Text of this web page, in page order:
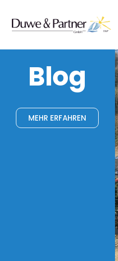
Blog
MEHR ERFAHREN